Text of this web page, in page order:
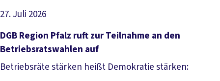
27. Juli 2026
Artikel lesen
DGB Region Pfalz ruft zur Teilnahme an den
Betriebsratswahlen auf
Betriebsräte stärken heißt Demokratie stärken: